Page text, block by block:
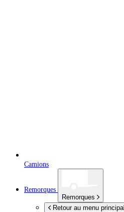
Camions
Remorques
Remorques
Retour au menu principal